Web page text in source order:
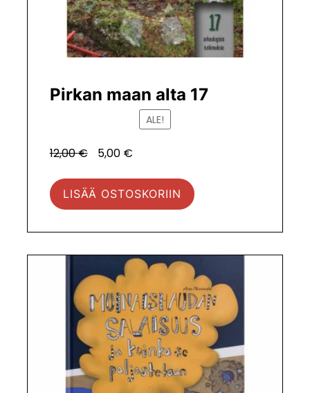
Pirkan maan alta 17
ALE!
12,00€
Alkuperäinen
oli:
5,00 €Tuotteen
nyt.
LISÄÄ OSTOSKORIIN